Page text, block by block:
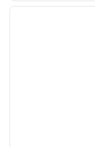
1 di 12